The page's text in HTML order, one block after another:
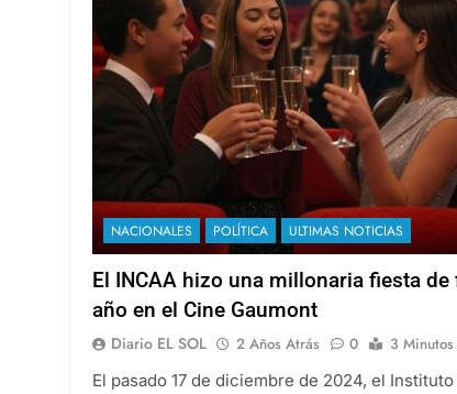
NACIONALES POLÍTICA ULTIMAS NOTICIAS
El INCAA hizo una millonaria fiesta de
año en el Cine Gaumont
Diario EL SOL 2 Años Atrás 0
3 Minutos
El pasado 17 de diciembre de 2024, el Instituto